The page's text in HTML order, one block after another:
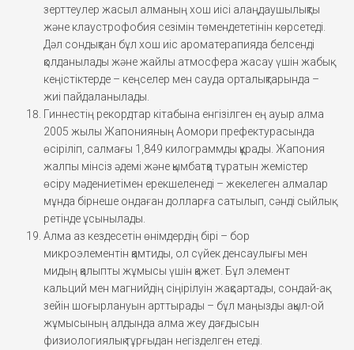
зерттеулер жасыл алманың хош иісі алаңдаушылықты
және клаустрофобия сезімін төмендететінін көрсетеді.
Дәл сондықтан бұл хош иіс ароматерапияда белсенді
қолданылады және жайлы атмосфера жасау үшін жабық
кеңістіктерде – кеңселер мен сауда орталықтарында –
жиі пайдаланылады.
Гиннестің рекордтар кітабына енгізілген ең ауыр алма
2005 жылы Жапонияның Аомори префектурасында
өсіріліп, салмағы 1,849 килограммды құрады. Жапония
жалпы мінсіз әдемі және қымбатқа тұратын жемістер
өсіру мәдениетімен ерекшеленеді – жекелеген алмалар
мұнда бірнеше ондаған долларға сатылып, сәнді сыйлық
ретінде ұсынылады.
Алма аз кездесетін өнімдердің бірі – бор
микроэлементін қамтиды, ол сүйек денсаулығы мен
мидың қалыпты жұмысы үшін қажет. Бұл элемент
кальций мен магнийдің сіңірілуін жақсартады, сондай-ақ
зейін шоғырлануын арттырады – бұл маңызды ақыл-ой
жұмысының алдында алма жеу дағдысын
физиологиялық тұрғыдан негізделген етеді.